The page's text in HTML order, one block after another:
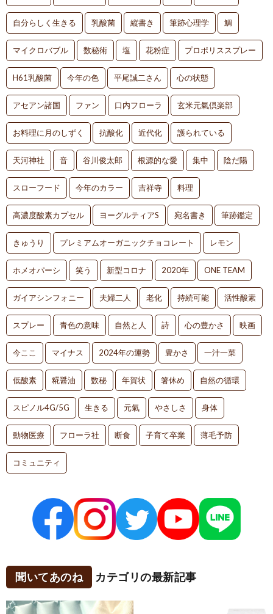
自分らしく生きる 乳酸菌 縦書き 筆跡心理学 鯛
マイクロバブル 数秘術 塩 花粉症 プロポリススプレー
H61乳酸菌 今年の色 平尾誠二さん 心の状態
アセアン諸国 ファン 口内フローラ 玄米元氣倶楽部
お料理に月のしずく 抗酸化 近代化 護られている
天河神社 音 谷川俊太郎 根源的な愛 集中 陰だ陽
スローフード 今年のカラー 吉祥寺 料理
高濃度酸素カプセル ヨーグルティアS 宛名書き 筆跡鑑定
きゅうり プレミアムオーガニックチョコレート レモン
ホメオパーシ 笑う 新型コロナ 2020年 ONE TEAM
ガイアシンフォニー 夫婦二人 老化 持続可能 活性酸素
スプレー 青色の意味 自然と人 詩 心の豊かさ 映画
今ここ マイナス 2024年の運勢 豊かさ 一汁一菜
低酸素 糀醤油 数秘 年賀状 箸休め 自然の循環
スピノル4G/5G 生きる 元氣 やさしさ 身体
動物医療 フローラ社 断食 子育て卒業 薄毛予防
コミュニティ
聞いてあのね カテゴリの最新記事